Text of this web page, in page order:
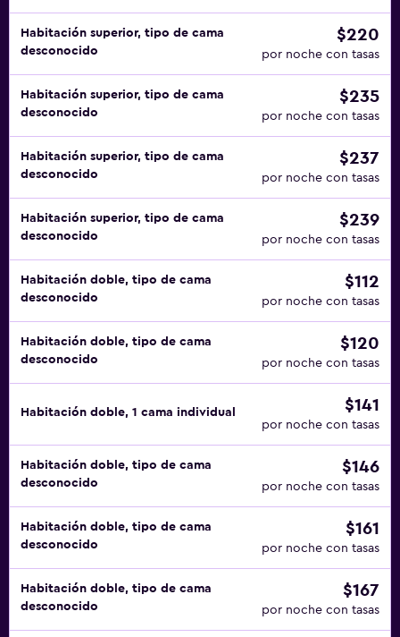
Habitación superior, tipo de cama
desconocido
$220
por noche con tasas
Habitación superior, tipo de cama
desconocido
$235
por noche con tasas
Habitación superior, tipo de cama
desconocido
$237
por noche con tasas
Habitación superior, tipo de cama
desconocido
$239
por noche con tasas
Habitación doble, tipo de cama
desconocido
$112
por noche con tasas
Habitación doble, tipo de cama
desconocido
$120
por noche con tasas
Habitación doble, 1 cama individual $141
por noche con tasas
Habitación doble, tipo de cama
desconocido
$146
por noche con tasas
Habitación doble, tipo de cama
desconocido
$161
por noche con tasas
Habitación doble, tipo de cama
desconocido
$167
por noche con tasas